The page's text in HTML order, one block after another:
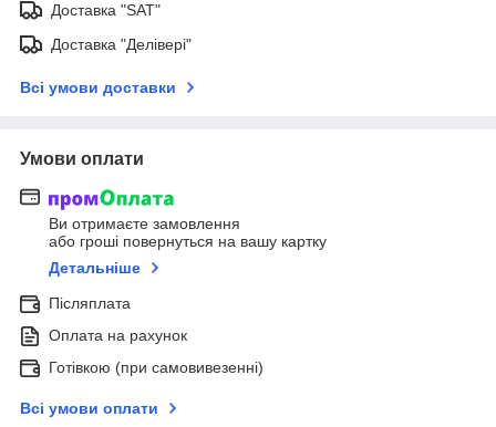
Доставка "SAT"
Доставка "Делівері"
Всі умови доставки
Умови оплати
Ви отримаєте замовлення
або гроші повернуться на вашу картку
Детальніше
Післяплата
Оплата на рахунок
Готівкою (при самовивезенні)
Всі умови оплати